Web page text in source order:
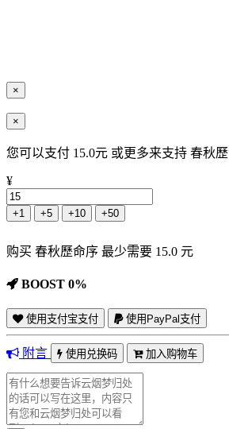
×
×
您可以支付 15.0元 或更多来支持 春秋
¥
+1 +5 +10 +50
购买 春秋歷命序 最少需要 15.0 元
BOOST 0%
使用支付宝支付 使用PayPal支付
附言 使用兑换码 加入购物车